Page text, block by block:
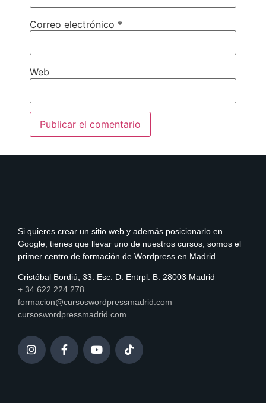
Correo electrónico *
Web
Si quieres crear un sitio web y además posicionarlo en
Google, tienes que llevar uno de nuestros cursos, somos el
primer centro de formación de Wordpress en Madrid
Cristóbal Bordiú, 33. Esc. D. Entrpl. B. 28003 Madrid
+ 34 622 224 278
formacion@cursoswordpressmadrid.com
cursoswordpressmadrid.com